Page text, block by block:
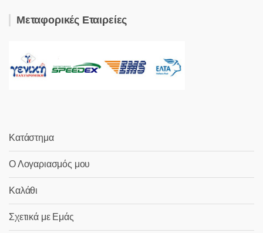
Μεταφορικές Εταιρείες
Κατάστημα
Ο Λογαριασμός μου
Καλάθι
Σχετικά με Εμάς